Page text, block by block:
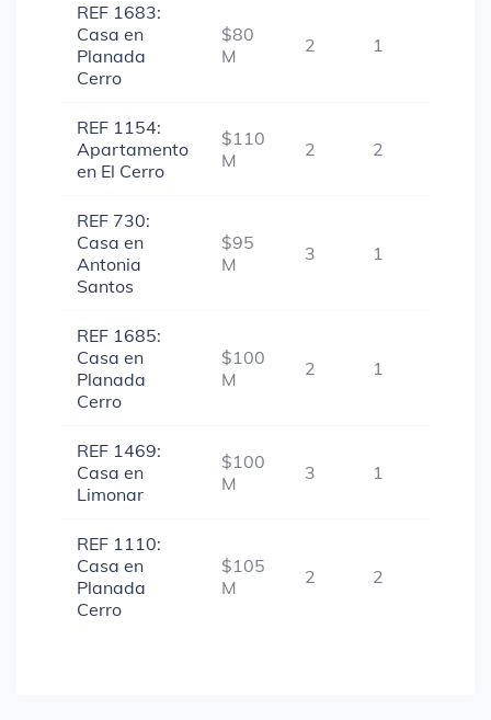
REF 1683:
Casa en
Planada
Cerro
$80
M
2 1
REF 1154:
Apartamento
en El Cerro
$110
M
2 2
REF 730:
Casa en
Antonia
Santos
$95
M
3 1
REF 1685:
Casa en
Planada
Cerro
$100
M
2 1
REF 1469:
Casa en
Limonar
$100
M
3 1
REF 1110:
Casa en
Planada
Cerro
$105
M
2 2